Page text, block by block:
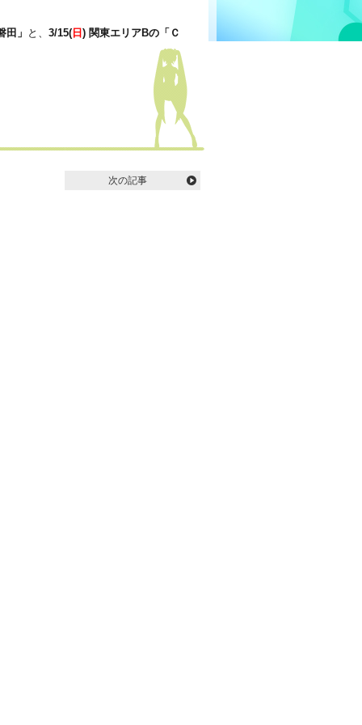
」 と、 3/15( 日 ) 関東エリアBの「Ｃ
次の記事